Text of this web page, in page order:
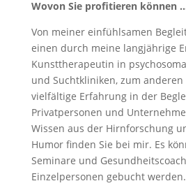
Wovon Sie profitieren können
Von meiner einfühlsamen
einen durch meine langjährige
Kunsttherapeutin in
und Suchtkliniken, zum
vielfältige Erfahrung in der
Privatpersonen und
Wissen aus der Hirnforschung
Humor finden Sie bei mir. Es
Seminare und
Einzelpersonen gebucht werden.